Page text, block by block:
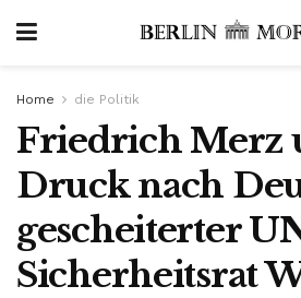
Home die Politik
Friedrich Merz
Druck nach
gescheiterter
Sicherheitsrat